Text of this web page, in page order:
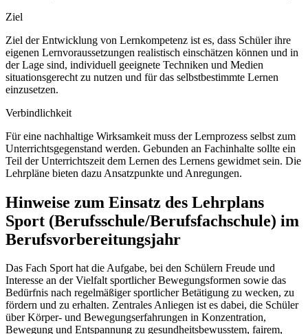
Ziel
Ziel der Entwicklung von Lernkompetenz ist es, dass Schüler ihre
eigenen Lernvoraussetzungen realistisch einschätzen können und in
der Lage sind, individuell geeignete Techniken und Medien
situationsgerecht zu nutzen und für das selbstbestimmte Lernen
einzusetzen.
Verbindlichkeit
Für eine nachhaltige Wirksamkeit muss der Lernprozess selbst zum
Unterrichtsgegenstand werden. Gebunden an Fachinhalte sollte ein
Teil der Unterrichtszeit dem Lernen des Lernens gewidmet sein. Die
Lehrpläne bieten dazu Ansatzpunkte und Anregungen.
Hinweise zum Einsatz des Lehrplans
Sport (Berufsschule/Berufsfachschule) im
Berufsvorbereitungsjahr
Das Fach Sport hat die Aufgabe, bei den Schülern Freude und
Interesse an der Vielfalt sportlicher Bewegungsformen sowie das
Bedürfnis nach regelmäßiger sportli­cher Betätigung zu wecken, zu
fördern und zu erhalten. Zentrales Anliegen ist es dabei, die Schüler
über Körper- und Bewegungserfahrungen in Konzentration,
Bewegung und Entspannung zu gesundheitsbewusstem, fairem,